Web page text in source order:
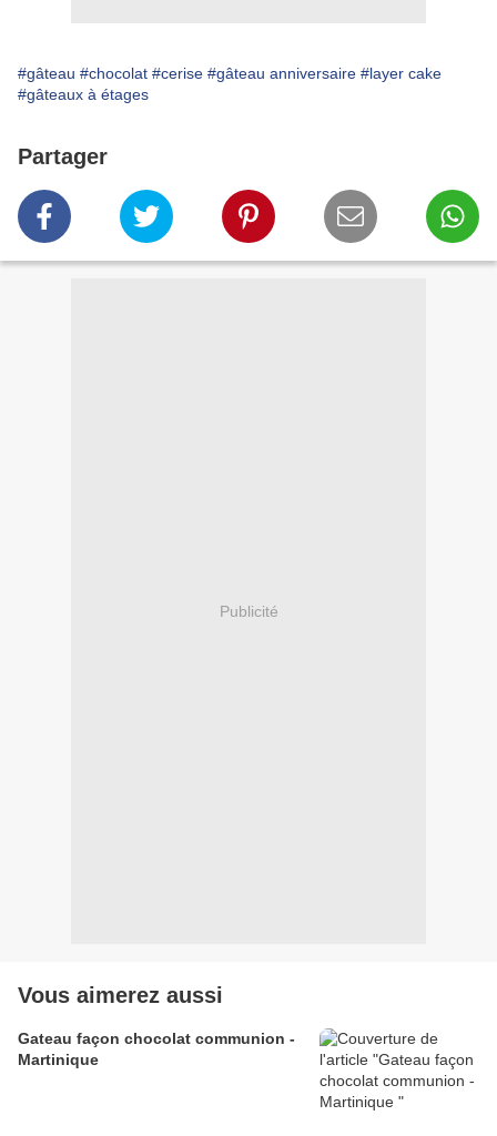
#gâteau #chocolat #cerise #gâteau anniversaire #layer cake
#gâteaux à étages
Partager
Publicité
Vous aimerez aussi
Gateau façon chocolat communion -
Martinique